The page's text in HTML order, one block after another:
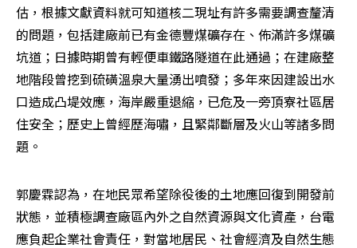
估，根據文獻資料就可知道核二現址有許多需要調查釐清
的問題，包括建廠前已有金德豐煤礦存在、佈滿許多煤礦
坑道；日據時期曾有輕便車鐵路隧道在此通過；在建廠整
地階段曾挖到硫磺溫泉大量湧出噴發；多年來因建設出水
口造成凸堤效應，海岸嚴重退縮，已危及一旁頂寮社區居
住安全；歷史上曾經歷海嘯，且緊鄰斷層及火山等諸多問
題。
郭慶霖認為，在地民眾希望除役後的土地應回復到開發前
狀態，並積極調查廠區內外之自然資源與文化資產，台電
應負起企業社會責任，對當地居民、社會經濟及自然生態